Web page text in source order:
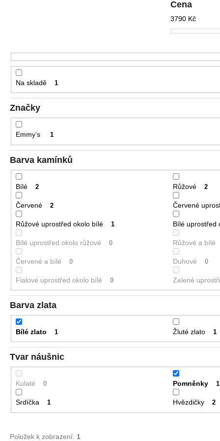
k
t
ů
Cena
3790 Kč
Na skladě 1
Značky
Emmy’s 1
Barva kamínků
Bílé 2 Růžové 2
Červené 2 Červené
Růžové uprostřed okolo bílé 1 Bílé uprostřed
Bílé uprostřed okolo růžové 0 Růžové a bílé
Červené a bílé 0 Duhové 0
Fialové uprostřed okolo bílé 0 Zelené
Barva zlata
Bílé zlato 1 Žluté zlato 1
Tvar náušnic
Kulaté 0 Pomněnky 1
Srdíčka 1 Hvězdičky 2
Položek k zobrazení: 1